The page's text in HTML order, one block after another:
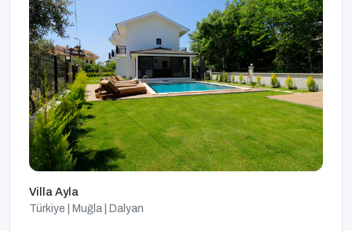
Villa Ayla
Türkiye | Muğla | Dalyan